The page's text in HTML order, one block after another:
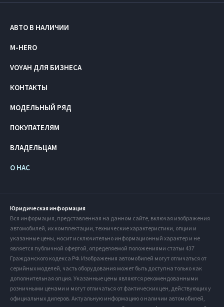
АВТО В НАЛИЧИИ
M-HERO
VOYAH ДЛЯ БИЗНЕСА
КОНТАКТЫ
МОДЕЛЬНЫЙ РЯД
ПОКУПАТЕЛЯМ
ВЛАДЕЛЬЦАМ
О НАС
Юридическая информация
Вся информация, представленная на данном сайте, включая изображения
автомобилей, их комплектации, технические характеристики, опции и
указанные цены, носит исключительно информационный характер и не
является публичной офертой, определяемой положениями статьи 437
Гражданского кодекса РФ. Изображения автомобилей могут отличаться от
серийных моделей, часть оборудования может быть доступна только как
дополнительная опция. Указанные цены являются рекомендованными
розничными ценами и могут отличаться от фактических цен, действующих у
официальных дилеров. Актуальную информацию о наличии автомобилей,